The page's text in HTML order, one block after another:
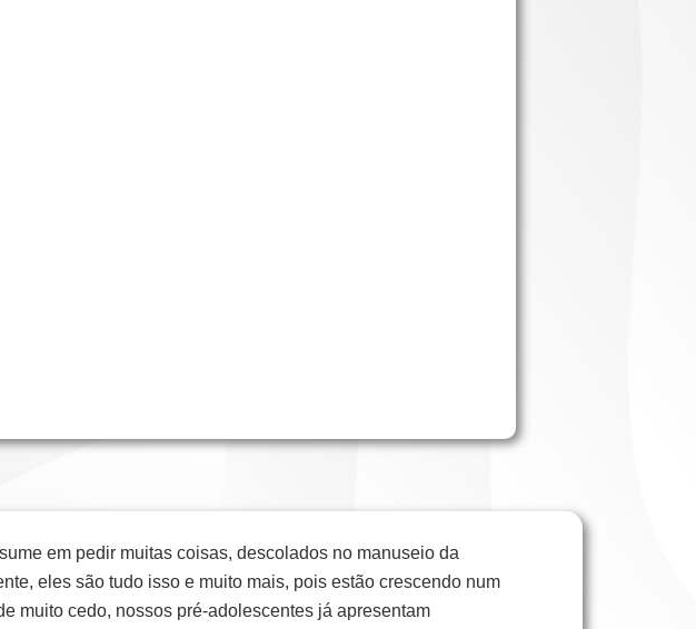
em pedir muitas coisas, descolados no manuseio da
eles são tudo isso e muito mais, pois estão crescendo num
muito cedo, nossos pré-adolescentes já apresentam